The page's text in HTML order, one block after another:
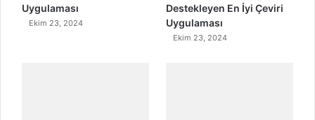
Uygulaması
Ekim 23, 2024
Destekleyen En İyi Çeviri
Uygulaması
Ekim 23, 2024